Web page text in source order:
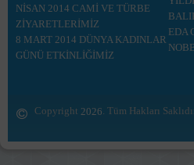
NİSAN 2014 CAMİ VE TÜRBE
ZİYARETLERİMİZ
8 MART 2014 DÜNYA KADINLAR
GÜNÜ ETKİNLİĞİMİZ
EDA
Copyright 2026 . Tüm Hakları